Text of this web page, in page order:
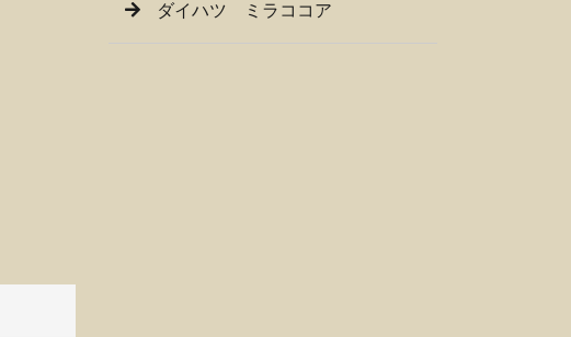
ダイハツ ミラココア